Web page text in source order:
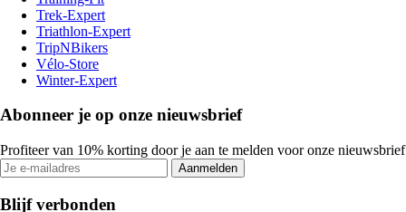
Trek-Expert
Triathlon-Expert
TripNBikers
Vélo-Store
Winter-Expert
Abonneer je op onze nieuwsbrief
Profiteer van 10% korting door je aan te melden voor onze nieuwsbrief
Aanmelden
Blijf verbonden